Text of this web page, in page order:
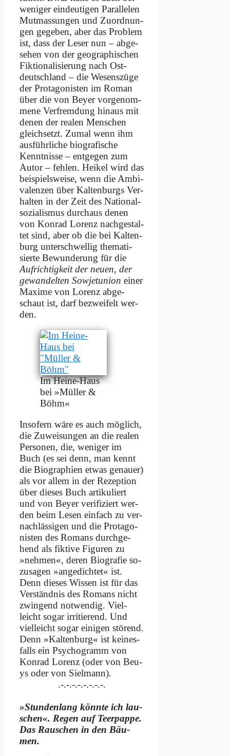
we­ni­ger ein­deu­ti­gen Par­al­le­len
Mut­ma­ssun­gen und Zu­ord­nun­
gen ge­ge­ben, aber das Pro­blem
ist, dass der Le­ser nun – ab­ge­
se­hen von der geo­gra­phi­schen
Fik­tio­na­li­sie­rung nach Ost­
deutsch­land – die We­sens­zü­ge
der Prot­ago­ni­sten im Ro­man
über die von Bey­er vor­ge­nom­
me­ne Ver­frem­dung hin­aus mit
de­nen der rea­len Men­schen
gleich­setzt. Zu­mal wenn ihm
aus­führ­li­che bio­gra­fi­sche
Kennt­nis­se – ent­ge­gen zum
Au­tor – feh­len. Hei­kel wird das
bei­spiels­wei­se, wenn die Am­bi­
va­len­zen über Kal­ten­burgs Ver­
hal­ten in der Zeit des Na­tio­nal­
so­zia­lis­mus durch­aus de­nen
von Kon­rad Lo­renz nach­ge­stal­
tet sind, aber ob die bei Kal­ten­
burg un­ter­schwel­lig the­ma­ti­
sier­te Be­wun­de­rung für die
Auf­rich­tig­keit der neu­en, der
ge­wan­del­ten So­wjet­uni­on ei­ner
Ma­xi­me von Lo­renz ab­ge­
schaut ist, darf be­zwei­felt wer­
den.
Im Hei­ne-Haus
bei »Mül­ler &
Böhm«
In­so­fern wä­re es auch mög­lich,
die Zu­wei­sun­gen an die rea­len
Per­so­nen, die, we­ni­ger im
Buch (es sei denn, man kennt
die Bio­gra­phien et­was ge­nau­er)
als vor al­lem in der Re­zep­ti­on
über die­ses Buch ar­ti­ku­liert
und von Bey­er ve­ri­fi­ziert wer­
den beim Le­sen ein­fach zu ver­
nach­läs­si­gen und die Prot­ago­
ni­sten des Ro­mans durch­ge­
hend als fik­ti­ve Fi­gu­ren zu
»neh­men«, de­ren Bio­gra­fie so­
zu­sa­gen »an­ge­dich­tet« ist.
Denn die­ses Wis­sen ist für das
Ver­ständ­nis des Ro­mans nicht
zwin­gend not­wen­dig. Viel­
leicht so­gar ir­ri­tie­rend. Und
viel­leicht so­gar ei­ni­gen stö­rend.
Denn »Kal­ten­burg« ist kei­nes­
falls ein Psy­cho­gramm von
Kon­rad Lo­renz (oder von Beu­
ys oder von Siel­mann).
.-.-.-.-.-.-.-.-.
»Stun­den­lang könn­te ich lau­
schen«. Re­gen auf Teer­pap­pe.
Das Rau­schen in den Bäu­
men.